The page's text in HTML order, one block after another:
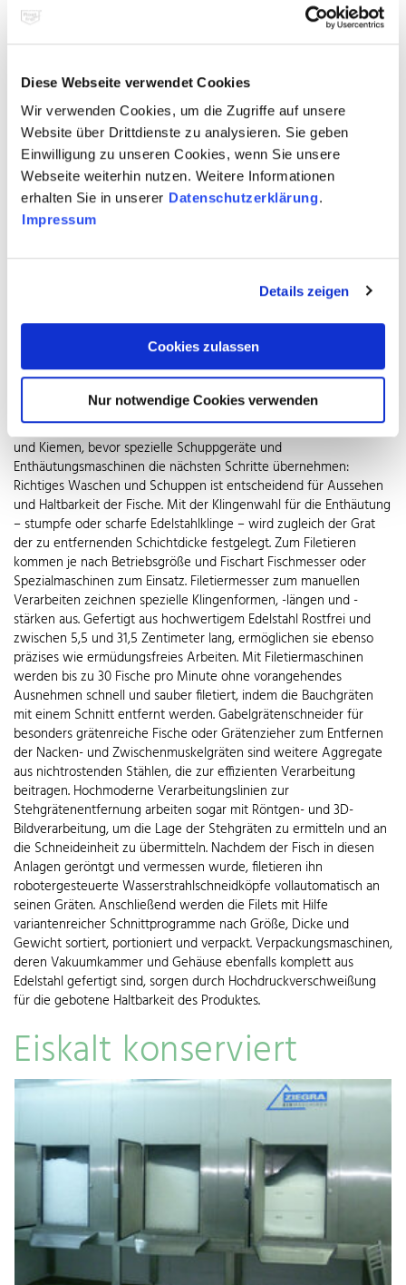
Diese Webseite verwendet Cookies
Wir verwenden Cookies, um die Zugriffe auf unsere
Website über Drittdienste zu analysieren. Sie geben
Einwilligung zu unseren Cookies, wenn Sie unsere
Webseite weiterhin nutzen. Weitere Informationen
erhalten Sie in unserer Datenschutzerklärung.
Impressum
Details zeigen
Cookies zulassen
Nur notwendige Cookies verwenden
leichtes Ablösen des Produktes am Ende des Produktionsprozesses.
Große Fischfabriken – zu Wasser wie zu Lande – verarbeiten die
gigantischen Stückzahlen in hohem Tempo und mit
ausgeklügelten Prozessen. Schlachtmaschinen aus Edelstahl
Rostfrei entnehmen pro Stunde bis zu 3.000 Fischen Eingeweide
und Kiemen, bevor spezielle Schuppgeräte und
Enthäutungsmaschinen die nächsten Schritte übernehmen:
Richtiges Waschen und Schuppen ist entscheidend für Aussehen
und Haltbarkeit der Fische. Mit der Klingenwahl für die Enthäutung
– stumpfe oder scharfe Edelstahlklinge – wird zugleich der Grat
der zu entfernenden Schichtdicke festgelegt. Zum Filetieren
kommen je nach Betriebsgröße und Fischart Fischmesser oder
Spezialmaschinen zum Einsatz. Filetiermesser zum manuellen
Verarbeiten zeichnen spezielle Klingenformen, -längen und -
stärken aus. Gefertigt aus hochwertigem Edelstahl Rostfrei und
zwischen 5,5 und 31,5 Zentimeter lang, ermöglichen sie ebenso
präzises wie ermüdungsfreies Arbeiten. Mit Filetiermaschinen
werden bis zu 30 Fische pro Minute ohne vorangehendes
Ausnehmen schnell und sauber filetiert, indem die Bauchgräten
mit einem Schnitt entfernt werden. Gabelgrätenschneider für
besonders grätenreiche Fische oder Grätenzieher zum Entfernen
der Nacken- und Zwischenmuskelgräten sind weitere Aggregate
aus nichtrostenden Stählen, die zur effizienten Verarbeitung
beitragen. Hochmoderne Verarbeitungslinien zur
Stehgrätenentfernung arbeiten sogar mit Röntgen- und 3D-
Bildverarbeitung, um die Lage der Stehgräten zu ermitteln und an
die Schneideinheit zu übermitteln. Nachdem der Fisch in diesen
Anlagen geröntgt und vermessen wurde, filetieren ihn
robotergesteuerte Wasserstrahlschneidköpfe vollautomatisch an
seinen Gräten. Anschließend werden die Filets mit Hilfe
variantenreicher Schnittprogramme nach Größe, Dicke und
Gewicht sortiert, portioniert und verpackt. Verpackungsmaschinen,
deren Vakuumkammer und Gehäuse ebenfalls komplett aus
Edelstahl gefertigt sind, sorgen durch Hochdruckverschweißung
für die gebotene Haltbarkeit des Produktes.
Eiskalt konserviert